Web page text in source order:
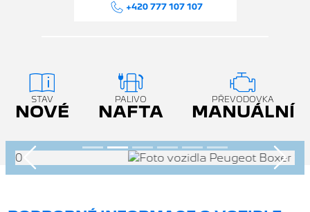
Předchozí
+420 777 107 107
STAV
NOVÉ
PALIVO
NAFTA
PŘEVODOVKA
MANUÁLNÍ